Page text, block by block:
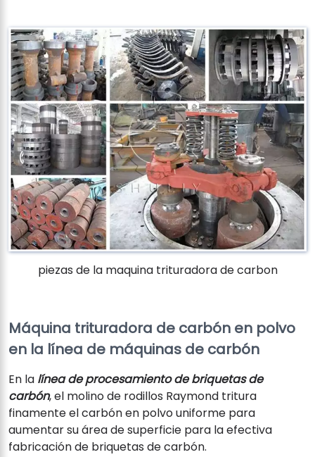
piezas de la maquina trituradora de carbon
Máquina trituradora de carbón en polvo
en la línea de máquinas de carbón
En la línea de procesamiento de briquetas de
carbón, el molino de rodillos Raymond tritura
finamente el carbón en polvo uniforme para
aumentar su área de superficie para la efectiva
fabricación de briquetas de carbón.